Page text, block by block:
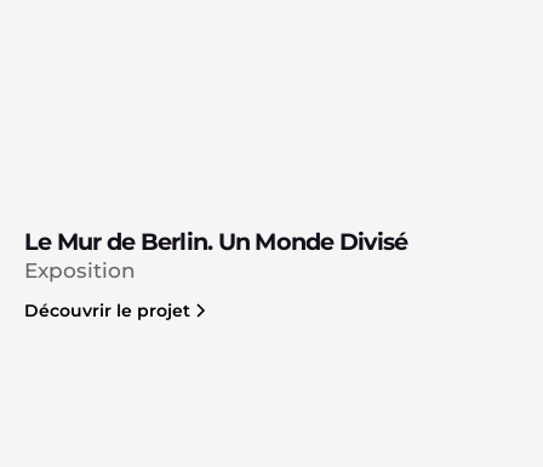
Le Mur de Berlin. Un Monde Divisé
Exposition
Découvrir le projet